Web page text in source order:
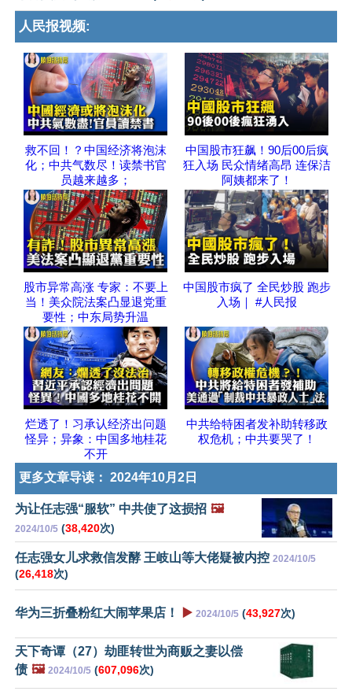
人民报视频:
救不回！？中国经济将泡沫
化；中共气数尽！读禁书官
员越来越多；
中国股市狂飙！90后00后疯
狂入场 民众情绪高昂 连保洁
阿姨都来了！
股市异常高涨 专家：不要上
当！美众院法案凸显退党重
要性；中东局势升温
中国股市疯了 全民炒股 跑步
入场｜ #人民报
烂透了！习承认经济出问题
怪异；异象：中国多地桂花
不开
中共给特困者发补助转移政
权危机；中共要哭了！
更多文章导读： 2024年10月2日
为让任志强“服软” 中共使了这损招 🖼️
2024/10/5 (38,420次)
任志强女儿求救信发酵 王岐山等大佬疑被内控 2024/10/5
(26,418次)
华为三折叠粉红大闹苹果店！ ▶️ 2024/10/5 (43,927次)
天下奇谭（27）劫匪转世为商贩之妻以偿
债 🖼️ 2024/10/5 (607,096次)